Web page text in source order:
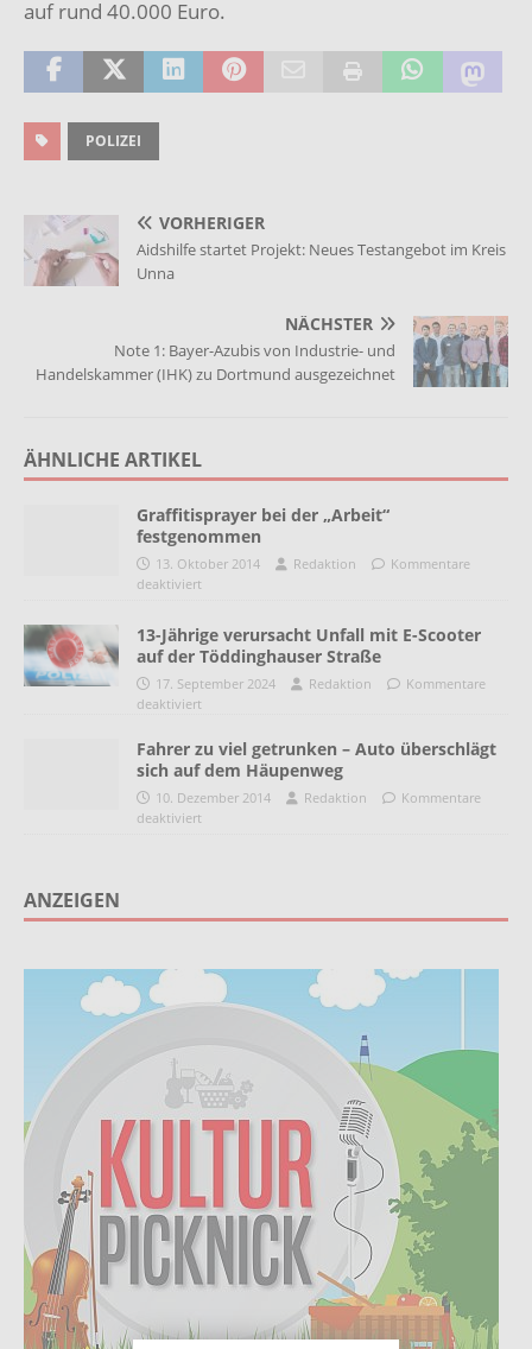
auf rund 40.000 Euro.
POLIZEI
VORHERIGER
Aidshilfe startet Projekt: Neues Testangebot im Kreis
Unna
NÄCHSTER
Note 1: Bayer-Azubis von Industrie- und
Handelskammer (IHK) zu Dortmund ausgezeichnet
ÄHNLICHE ARTIKEL
Graffitisprayer bei der „Arbeit“
festgenommen
13. Oktober 2014 Redaktion
Kommentare
deaktiviert
13-Jährige verursacht Unfall mit E-Scooter
auf der Töddinghauser Straße
17. September 2024 Redaktion
Kommentare
deaktiviert
Fahrer zu viel getrunken – Auto überschlägt
sich auf dem Häupenweg
10. Dezember 2014 Redaktion
Kommentare
deaktiviert
ANZEIGEN